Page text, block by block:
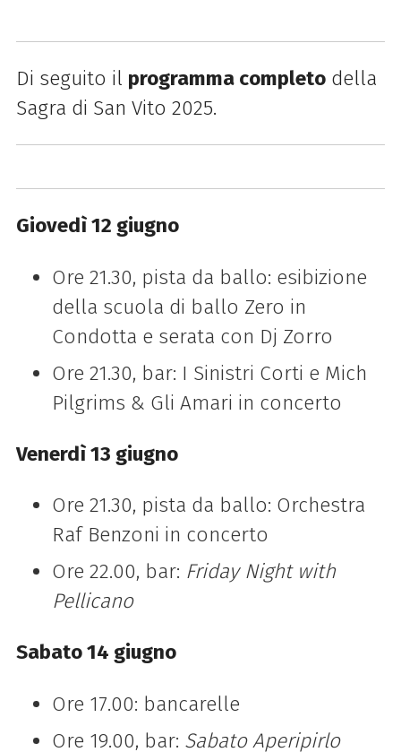
Di seguito il programma completodella
Sagra di San Vito 2025.
Giovedì 12 giugno
Ore 21.30, pista da ballo: esibizione
della scuola di ballo Zero in
Condotta e serata con Dj Zorro
Ore 21.30, bar: I Sinistri Corti e Mich
Pilgrims & Gli Amari in concerto
Venerdì 13 giugno
Ore 21.30, pista da ballo: Orchestra
Raf Benzoni in concerto
Ore 22.00, bar: Friday Night with
Pellicano
Sabato 14 giugno
Ore 17.00: bancarelle
Ore 19.00, bar: Sabato Aperipirlo